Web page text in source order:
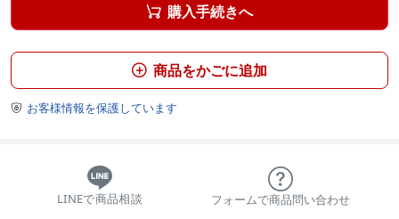
 購入手続きへ
 商品をかごに追加
 お客様情報を保護しています
LINEで商品相談 フォームで商品問い合わせ